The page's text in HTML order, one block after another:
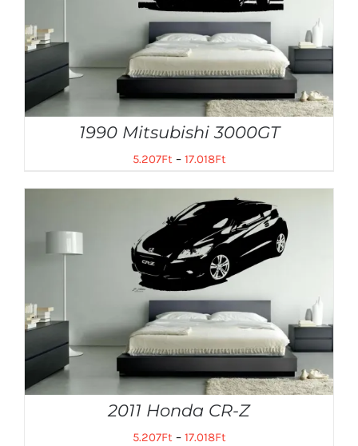
1990 Mitsubishi 3000GT
5.207Ft– 17.018Ft
2011 Honda CR-Z
5.207Ft– 17.018Ft